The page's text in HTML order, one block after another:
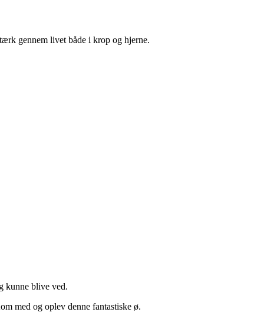
gennem livet både i krop og hjerne.
kunne blive ved.
med og oplev denne fantastiske ø.